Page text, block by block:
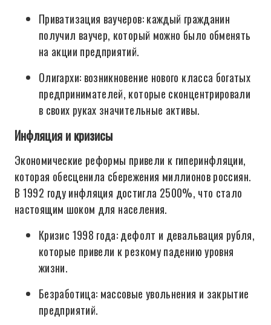
Приватизация ваучеров: каждый гражданин
получил ваучер, который можно было обменять
на акции предприятий.
Олигархи: возникновение нового класса богатых
предпринимателей, которые сконцентрировали
в своих руках значительные активы.
Инфляция и кризисы
Экономические реформы привели к гиперинфляции,
которая обесценила сбережения миллионов россиян.
В 1992 году инфляция достигла 2500%, что стало
настоящим шоком для населения.
Кризис 1998 года: дефолт и девальвация рубля,
которые привели к резкому падению уровня
жизни.
Безработица: массовые увольнения и закрытие
предприятий.